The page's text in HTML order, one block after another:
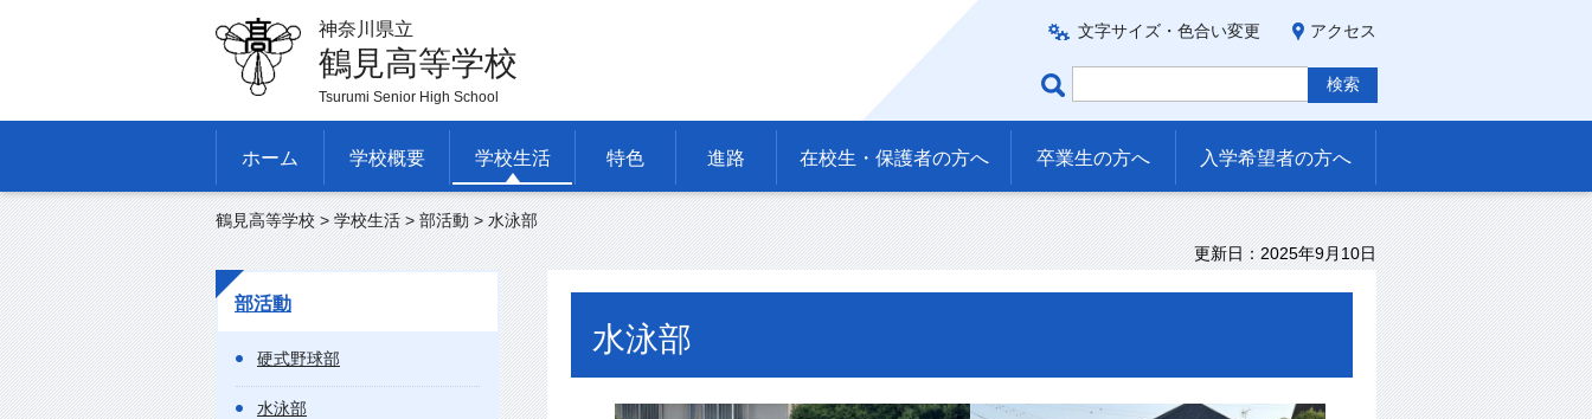
神奈川県立
鶴見高等学校
Tsurumi Senior High School
文字サイズ・色合い変更 アクセス
ホーム 学校概要 学校生活 特色 進路 在校生・保護者の方へ 卒業生の方へ 入学希望者の方へ
鶴見高等学校>学校生活>部活動> 水泳部
更新日：2025年9月10日
部活動
硬式野球部
水泳部
水泳部